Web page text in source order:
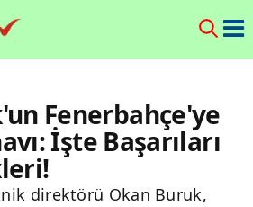
Fenerbahçe'ye
İşte Başarıları
direktörü Okan Buruk,